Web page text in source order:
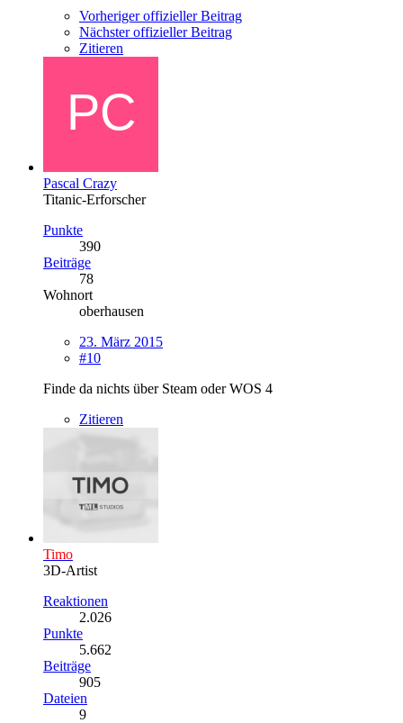
Vorheriger offizieller Beitrag
Nächster offizieller Beitrag
Zitieren
Pascal Crazy
Titanic-Erforscher
Punkte
390
Beiträge
78
Wohnort
oberhausen
23. März 2015
#10
Finde da nichts über Steam oder WOS 4
Zitieren
Timo
3D-Artist
Reaktionen
2.026
Punkte
5.662
Beiträge
905
Dateien
9